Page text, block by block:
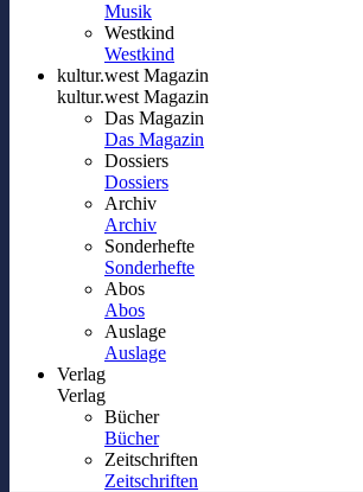
Musik
Westkind
Westkind
kultur.west Magazin
kultur.west Magazin
Das Magazin
Das Magazin
Dossiers
Dossiers
Archiv
Archiv
Sonderhefte
Sonderhefte
Abos
Abos
Auslage
Auslage
Verlag
Verlag
Bücher
Bücher
Zeitschriften
Zeitschriften